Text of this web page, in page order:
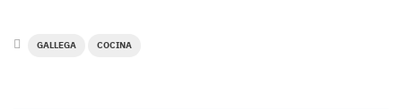
GALLEGA COCINA